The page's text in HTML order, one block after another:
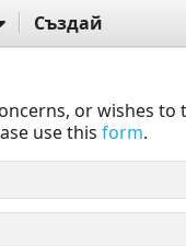
Създай
or wishes
use this form.